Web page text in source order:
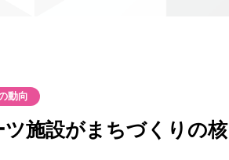
動向
ツ施設がまちづくりの